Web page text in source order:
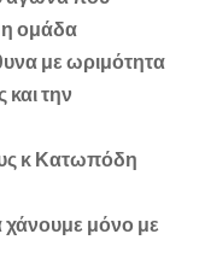
ομάδα
με ωριμότητα
την
κ Κατωπόδη
χάνουμε μόνο με